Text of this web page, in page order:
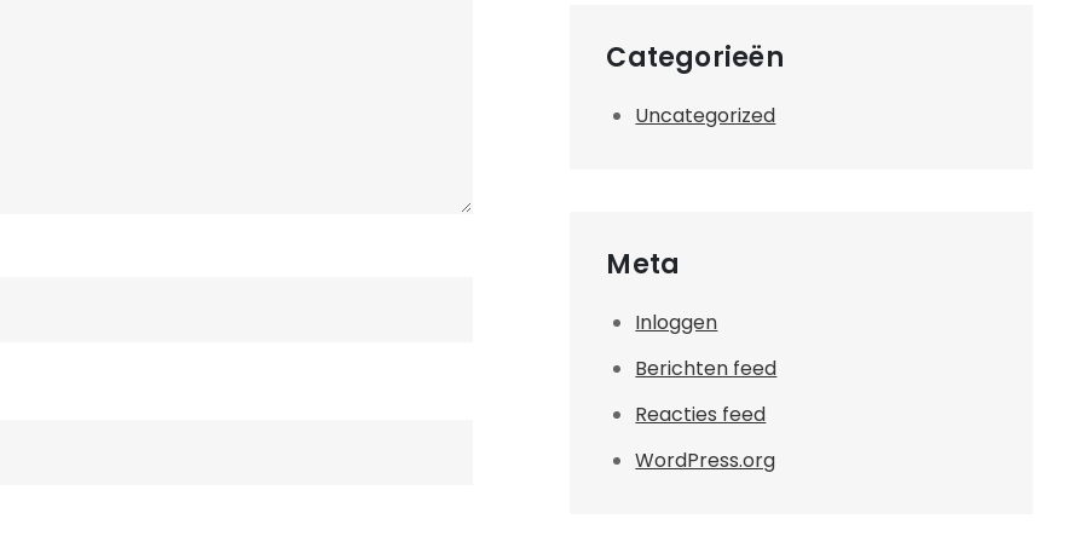
Categorieën
Uncategorized
Meta
Inloggen
Berichten feed
Reacties feed
WordPress.org